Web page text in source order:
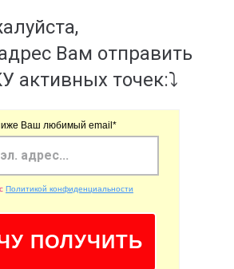
Вам отправить
активных точек:⤵️
Ваш любимый email*
Политикой конфиденциальности